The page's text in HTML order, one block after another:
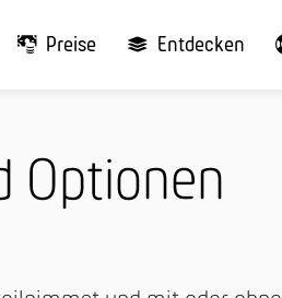
Preise Entdecken
Optionen